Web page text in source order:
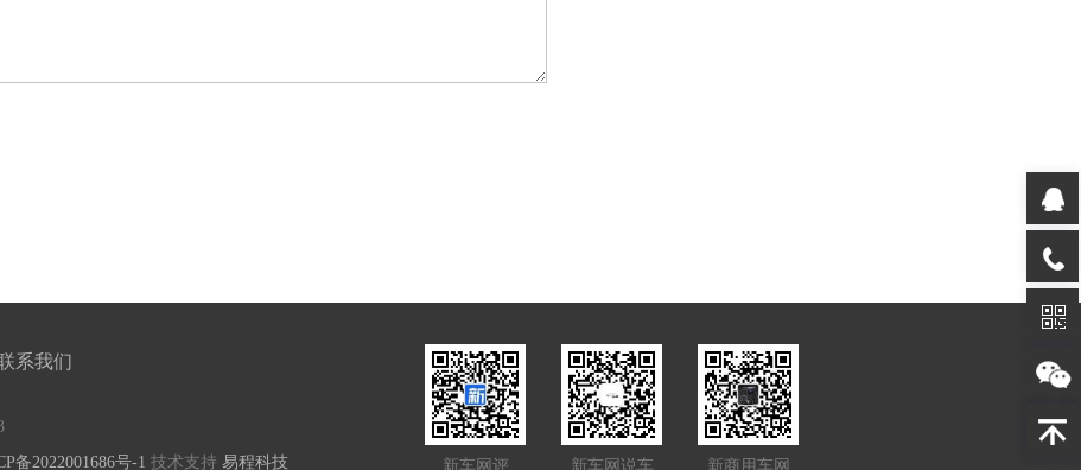
系我们
备2022001686号-1 技术支持 易程科技 新车网评 新车网说车 新商用车网